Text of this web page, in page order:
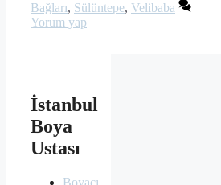
Bağları, Sülüntepe, Velibaba
Yorum yap
İstanbul
Boya
Ustası
Boyacı